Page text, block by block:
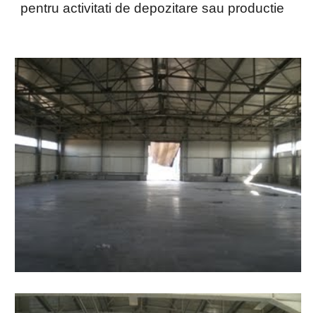
pentru activitati de depozitare sau productie